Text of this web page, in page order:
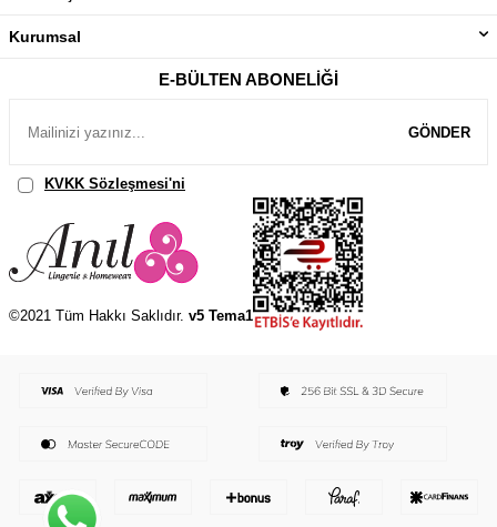
Kurumsal
E-BÜLTEN ABONELIĞI
GÖNDER
KVKK Sözleşmesi'ni
©2021 Tüm Hakkı Saklıdır. v5 Tema1